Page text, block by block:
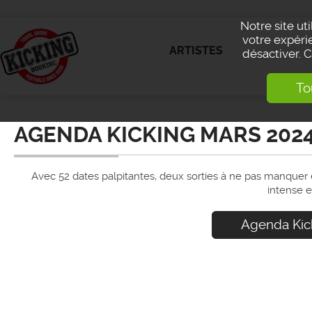
Notre site
votre
désactiver.
ARTISTES
AGENDA KICKING MARS
Avec 52 dates palpitantes, deux sorties à ne pas
intense
Agenda